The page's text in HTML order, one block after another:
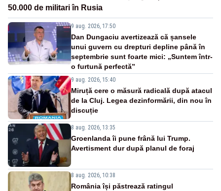
50.000 de militari în Rusia
9 aug. 2026, 17:50
Dan Dungaciu avertizează că șansele
unui guvern cu drepturi depline până în
septembrie sunt foarte mici: „Suntem într-
o furtună perfectă”
9 aug. 2026, 15:40
Miruță cere o măsură radicală după atacul
de la Cluj. Legea dezinformării, din nou în
discuție
8 aug. 2026, 13:35
Groenlanda îi pune frână lui Trump.
Avertisment dur după planul de foraj
8 aug. 2026, 10:38
România își păstrează ratingul